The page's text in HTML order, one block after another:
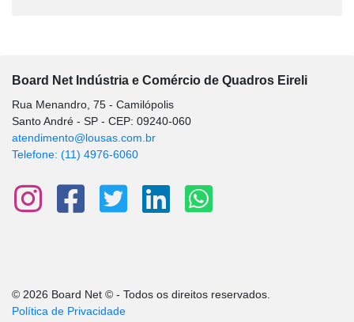
Board Net Indústria e Comércio de Quadros Eireli
Rua Menandro, 75 - Camilópolis
Santo André - SP - CEP: 09240-060
atendimento@lousas.com.br
Telefone: (11) 4976-6060
© 2026 Board Net © - Todos os direitos reservados.
Política de Privacidade